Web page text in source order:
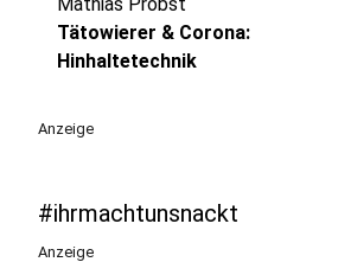
Tätowierer & Corona:
Hinhaltetechnik
Anzeige
#ihrmachtunsnackt
Anzeige